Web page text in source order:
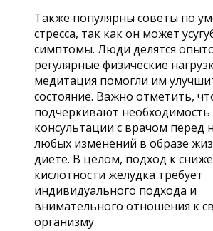
Также популярны советы по
стресса, так как он может
симптомы. Люди делятся
регулярные физические
медитация помогли им
состояние. Важно отметить,
подчеркивают необходимость
консультации с врачом перед
любых изменений в образе
диете. В целом, подход к
кислотности желудка требует
индивидуального подхода и
внимательного отношения к
организму.